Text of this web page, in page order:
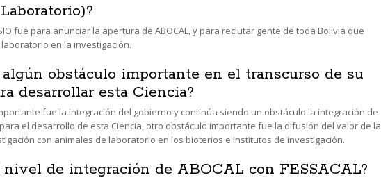
fue para anunciar la apertura de ABOCAL, y para reclutar gente de toda Bolivia que
en la investigación.
obstáculo importante en el transcurso de su
desarrollar esta Ciencia?
fue la integración del gobierno y continúa siendo un obstáculo la integración de
el desarrollo de esta Ciencia, otro obstáculo importante fue la difusión del valor de la
con animales de laboratorio en los bioterios e institutos de investigación.
nivel de integración de ABOCAL con FESSACAL?